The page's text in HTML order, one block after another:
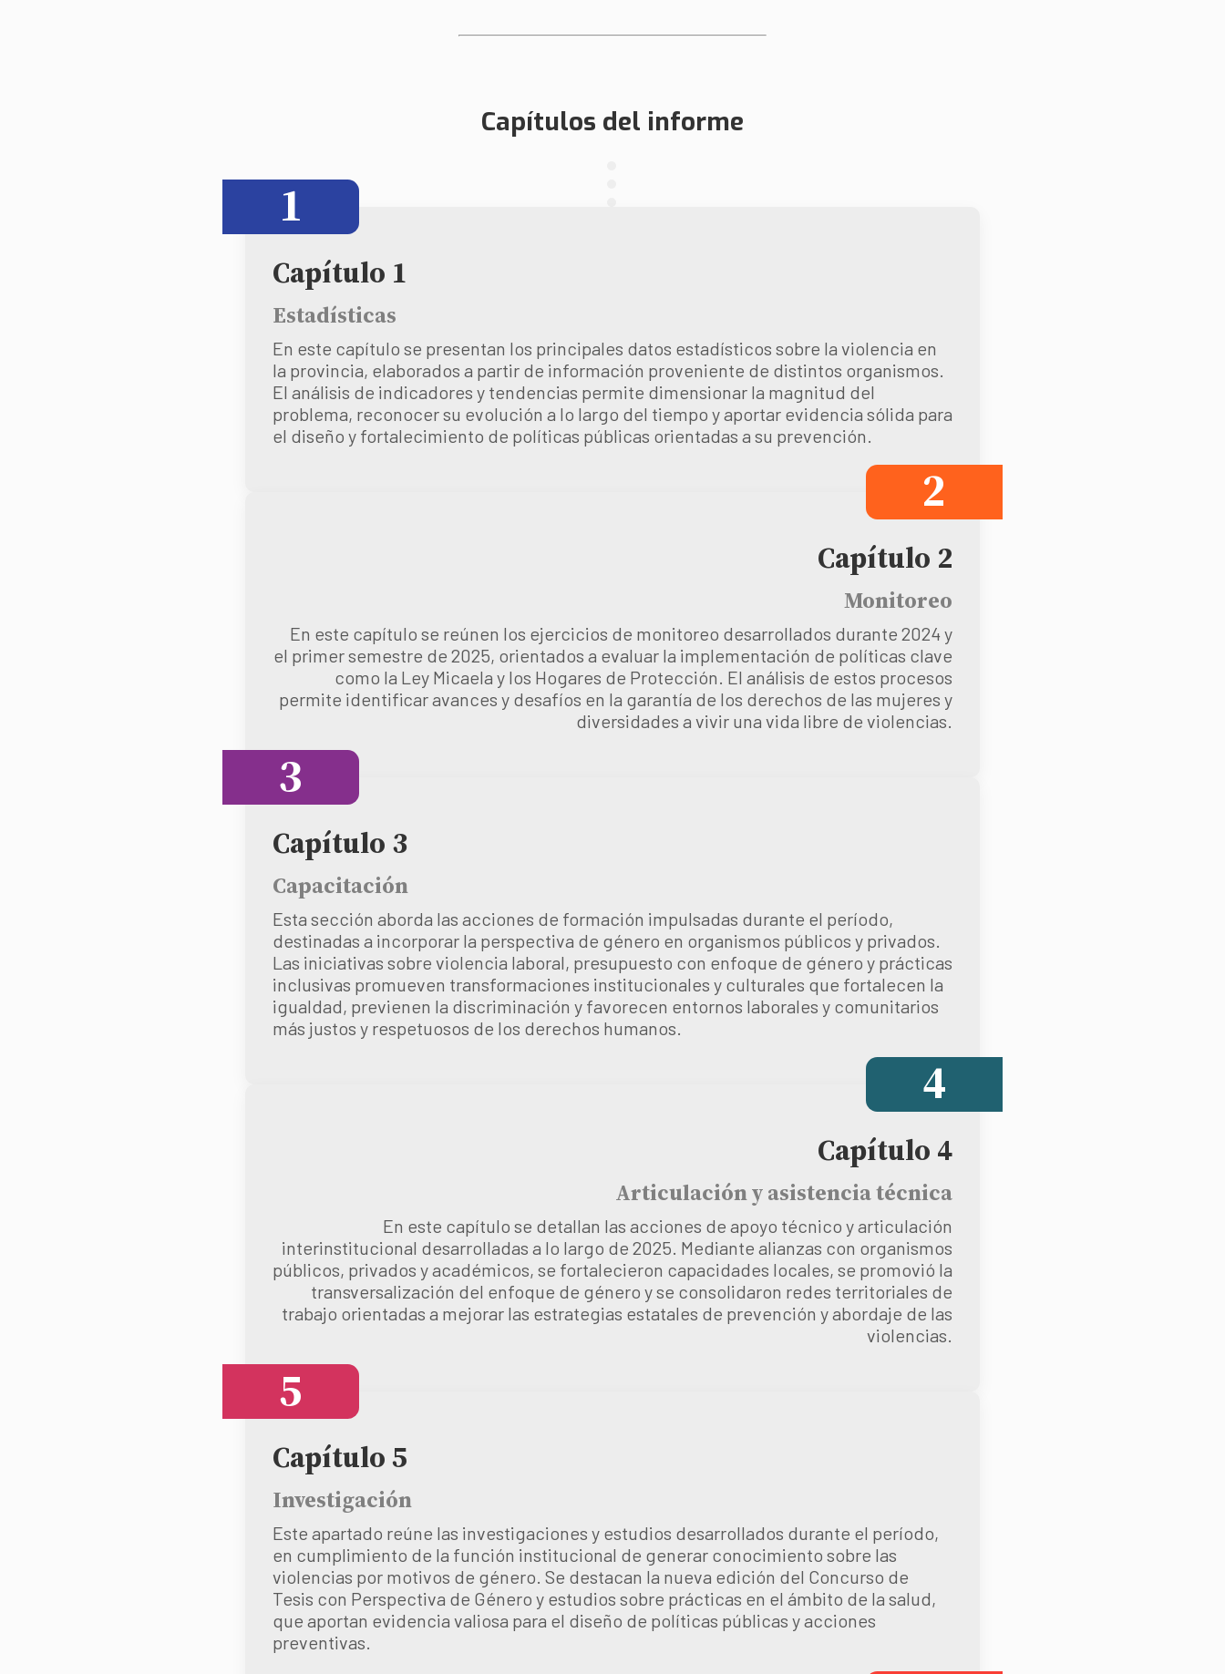
Capítulos del informe
1
Capítulo 1
Estadísticas
En este capítulo se presentan los principales datos estadísticos sobre la violencia en
la provincia, elaborados a partir de información proveniente de distintos organismos.
El análisis de indicadores y tendencias permite dimensionar la magnitud del
problema, reconocer su evolución a lo largo del tiempo y aportar evidencia sólida para
el diseño y fortalecimiento de políticas públicas orientadas a su prevención.
2
Capítulo 2
Monitoreo
En este capítulo se reúnen los ejercicios de monitoreo desarrollados durante 2024 y
el primer semestre de 2025, orientados a evaluar la implementación de políticas clave
como la Ley Micaela y los Hogares de Protección. El análisis de estos procesos
permite identificar avances y desafíos en la garantía de los derechos de las mujeres y
diversidades a vivir una vida libre de violencias.
3
Capítulo 3
Capacitación
Esta sección aborda las acciones de formación impulsadas durante el período,
destinadas a incorporar la perspectiva de género en organismos públicos y privados.
Las iniciativas sobre violencia laboral, presupuesto con enfoque de género y prácticas
inclusivas promueven transformaciones institucionales y culturales que fortalecen la
igualdad, previenen la discriminación y favorecen entornos laborales y comunitarios
más justos y respetuosos de los derechos humanos.
4
Capítulo 4
Articulación y asistencia técnica
En este capítulo se detallan las acciones de apoyo técnico y articulación
interinstitucional desarrolladas a lo largo de 2025. Mediante alianzas con organismos
públicos, privados y académicos, se fortalecieron capacidades locales, se promovió la
transversalización del enfoque de género y se consolidaron redes territoriales de
trabajo orientadas a mejorar las estrategias estatales de prevención y abordaje de las
violencias.
5
Capítulo 5
Investigación
Este apartado reúne las investigaciones y estudios desarrollados durante el período,
en cumplimiento de la función institucional de generar conocimiento sobre las
violencias por motivos de género. Se destacan la nueva edición del Concurso de
Tesis con Perspectiva de Género y estudios sobre prácticas en el ámbito de la salud,
que aportan evidencia valiosa para el diseño de políticas públicas y acciones
preventivas.